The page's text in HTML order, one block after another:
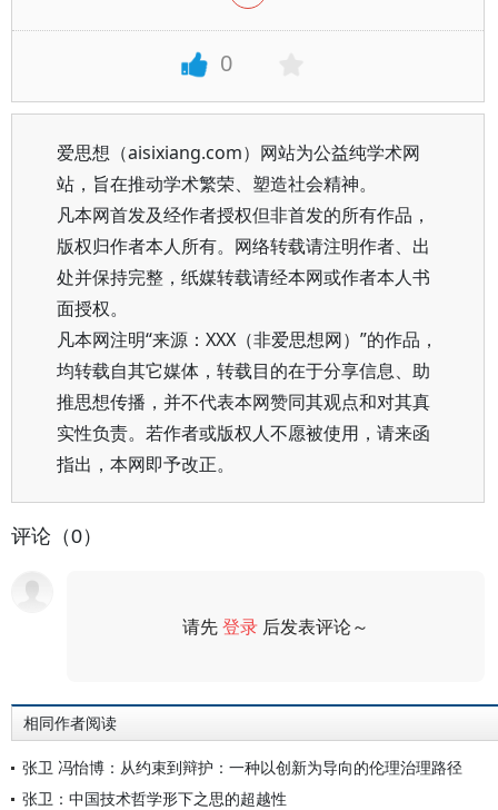
0
爱思想（aisixiang.com）网站为公益纯学术网
站，旨在推动学术繁荣、塑造社会精神。
凡本网首发及经作者授权但非首发的所有作品，
版权归作者本人所有。网络转载请注明作者、出
处并保持完整，纸媒转载请经本网或作者本人书
面授权。
凡本网注明“来源：XXX（非爱思想网）”的作品，
均转载自其它媒体，转载目的在于分享信息、助
推思想传播，并不代表本网赞同其观点和对其真
实性负责。若作者或版权人不愿被使用，请来函
指出，本网即予改正。
评论（0）
请先登录 后发表评论～
相同作者阅读
张卫 冯怡博：从约束到辩护：一种以创新为导向的伦理治理路径
张卫：中国技术哲学形下之思的超越性